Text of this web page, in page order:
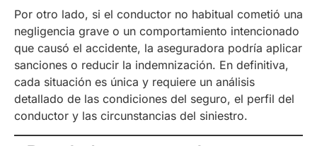
Por otro lado, si el conductor no habitual cometió una
negligencia grave o un comportamiento intencionado
que causó el accidente, la aseguradora podría aplicar
sanciones o reducir la indemnización. En definitiva,
cada situación es única y requiere un análisis
detallado de las condiciones del seguro, el perfil del
conductor y las circunstancias del siniestro.